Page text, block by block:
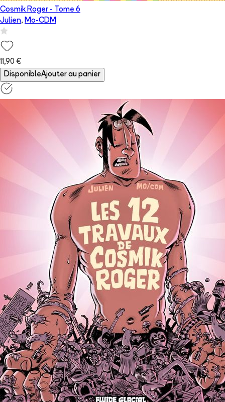
Cosmik Roger - Tome 6
Julien, Mo-CDM
11,90 €
DisponibleAjouter au panier